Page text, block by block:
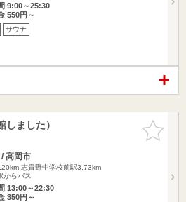
9:00～25:30
550円～
サウナ
お気に入
りに追加
ました）
高岡市
志貴野中学校前駅3.73km
からバス
13:00～22:30
350円～